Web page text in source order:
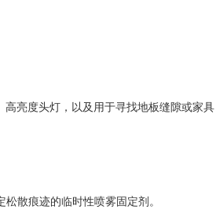
亮度头灯，以及用于寻找地板缝隙或家具
散痕迹的临时性喷雾固定剂。